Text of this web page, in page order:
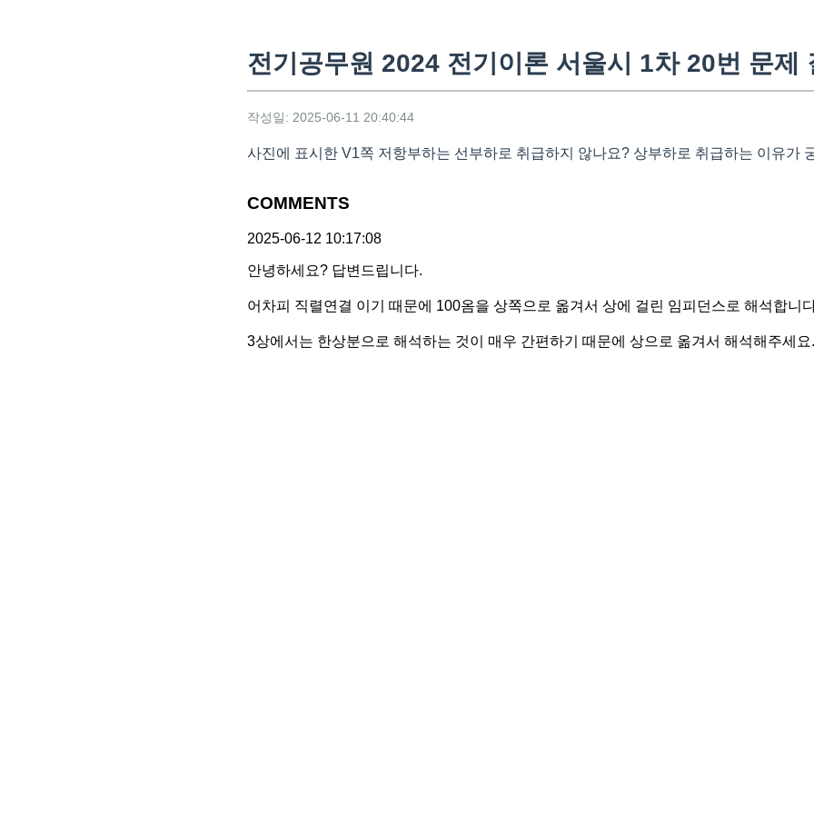
전기공무원 2024 전기이론 서울시 1차 20번 문제
작성일: 2025-06-11 20:40:44
사진에 표시한 V1쪽 저항부하는 선부하로 취급하지 않나요? 상부하로 취급하는 이유가
COMMENTS
2025-06-12 10:17:08
안녕하세요? 답변드립니다.
어차피 직렬연결 이기 때문에 100옴을 상쪽으로 옮겨서 상에 걸린 임피던스로 해석합니
3상에서는 한상분으로 해석하는 것이 매우 간편하기 때문에 상으로 옮겨서 해석해주세요.